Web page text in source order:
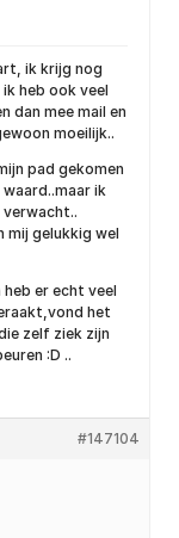
ik krijg nog
heb ook veel
dan mee mail en
moeilijk..
pad gekomen
ik
mij gelukkig wel
er echt veel
het
zelf ziek zijn
:D ..
#147104